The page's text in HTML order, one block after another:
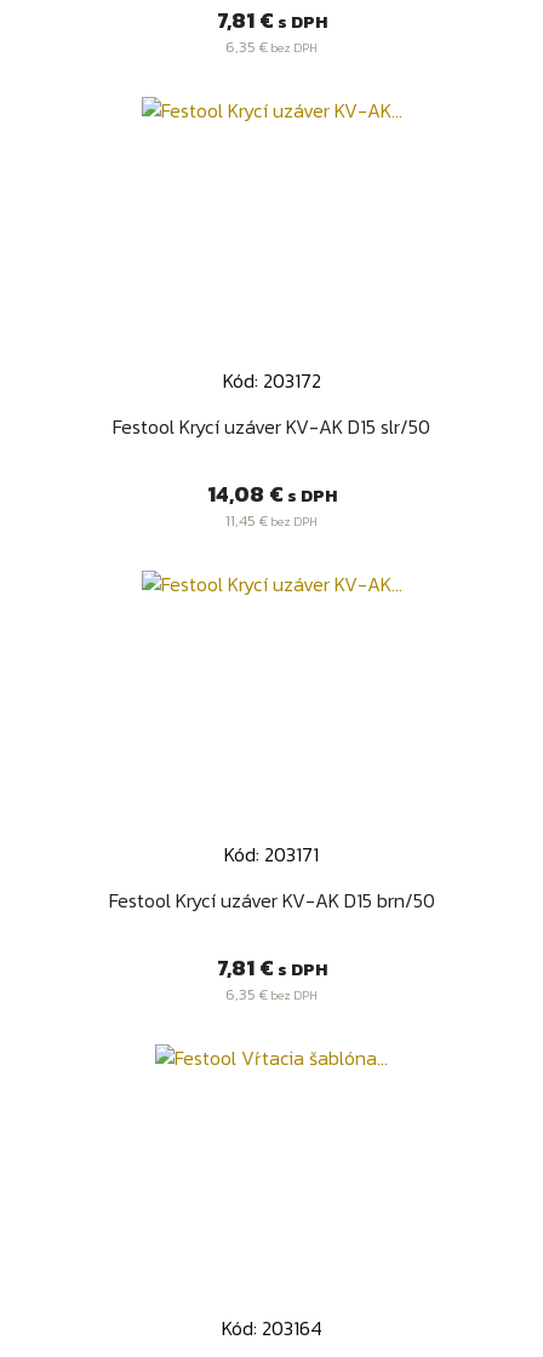
Cena
7,81 € s DPH
6,35 € bez DPH
Kód: 203172
Festool Krycí uzáver KV-AK D15 slr/50
Cena
14,08 € s DPH
11,45 € bez DPH
Kód: 203171
Festool Krycí uzáver KV-AK D15 brn/50
Cena
7,81 € s DPH
6,35 € bez DPH
Kód: 203164